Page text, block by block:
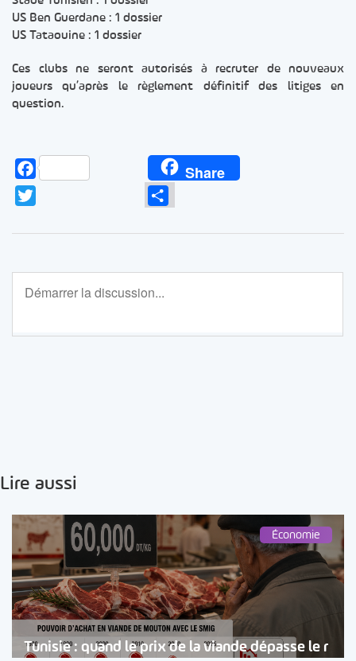
US Ben Guerdane : 1 dossier
US Tataouine : 1 dossier
Ces clubs ne seront autorisés à recruter de nouveaux
joueurs qu’après le règlement définitif des litiges en
question.
Facebook Share
Partager
Lire aussi
Économie
Tunisie : quand le prix de la viande dépasse le r